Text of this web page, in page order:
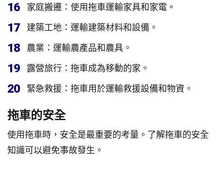
16 家庭搬遷：使用拖車運輸家具和家電。
17 建築工地：運輸建築材料和設備。
18 農業：運輸農產品和農具。
19 露營旅行：拖車成為移動的家。
20 緊急救援：拖車用於運輸救援設備和物資。
拖車的安全
使用拖車時，安全是最重要的考量。了解拖車的安全
知識可以避免事故發生。